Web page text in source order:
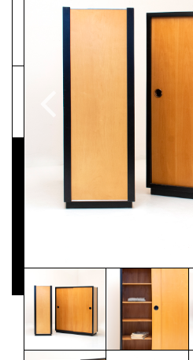
NEWSLETTER
Pressematerial